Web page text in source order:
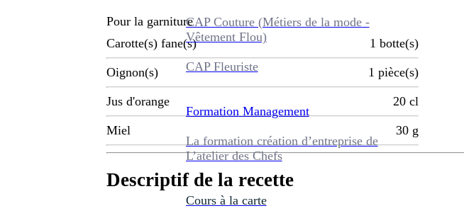
CAP Couture (Métiers de la mode -
Vêtement Flou)
CAP Fleuriste
Formation Management
La formation création d’entreprise de
L’atelier des Chefs
Cours à la carte
Pour la garniture
Carotte(s) fane(s)
1 botte(s)
Oignon(s) 1 pièce(s)
Jus d'orange 20 cl
Miel 30 g
Descriptif de la recette